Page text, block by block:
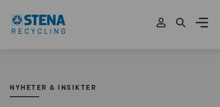
NYHETER & INSIKTER